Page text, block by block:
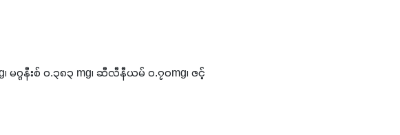
ဂ္ဂနီးစ် ၀.၃၈၃ mg၊ ဆီလီနီယမ် ၀.၇၀mg၊ ဇင့်